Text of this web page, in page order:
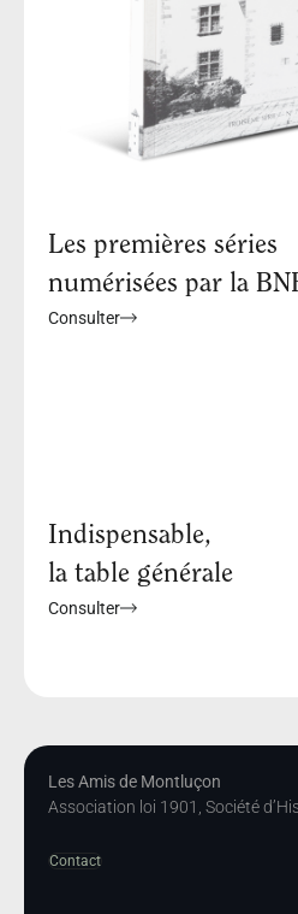
Les premières séries
numérisées par la
Consulter
Indispensable,
la table générale
Consulter
Les Amis de Montluçon
Association loi 1901, Société
Contact